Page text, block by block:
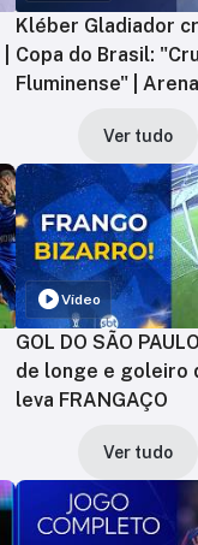
Kléber Gladiador
Copa do Brasil:
Fluminense" |
Ver tudo
Vídeo
GOL DO SÃO
de longe e goleiro
leva FRANGAÇO
Ver tudo